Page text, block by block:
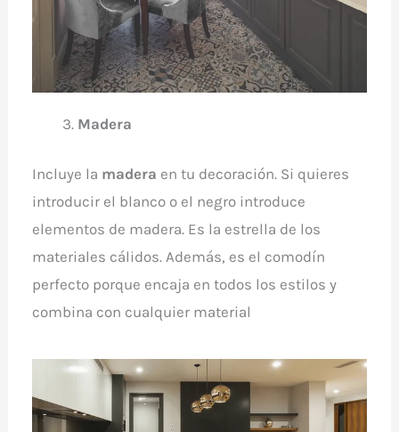
Madera
Incluye la madera en tu decoración. Si quieres
introducir el blanco o el negro introduce
elementos de madera. Es la estrella de los
materiales cálidos. Además, es el comodín
perfecto porque encaja en todos los estilos y
combina con cualquier material